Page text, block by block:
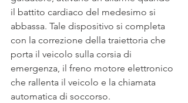
il battito cardiaco del medesimo si
abbassa. Tale dispositivo si completa
con la correzione della traiettoria che
porta il veicolo sulla corsia di
emergenza, il freno motore elettronico
che rallenta il veicolo e la chiamata
automatica di soccorso.